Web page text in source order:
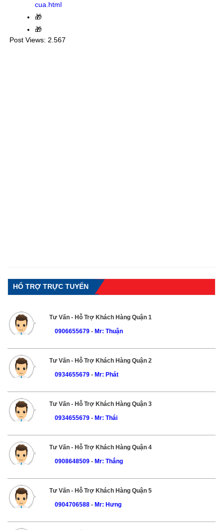
cua.html
🎁
🎁
Post Views: 2.567
HỔ TRỢ TRỰC TUYẾN
Tư Vấn - Hỗ Trợ Khách Hàng Quận 1
0906655679 - Mr: Thuận
Tư Vấn - Hỗ Trợ Khách Hàng Quận 2
0934655679- Mr: Phát
Tư Vấn - Hỗ Trợ Khách Hàng Quận 3
0934655679- Mr: Thái
Tư Vấn - Hỗ Trợ Khách Hàng Quận 4
0908648509- Mr: Thắng
Tư Vấn - Hỗ Trợ Khách Hàng Quận 5
0904706588- Mr: Hưng